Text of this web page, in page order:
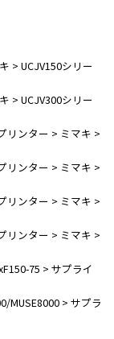
> UCJV150シリー
> UCJV300シリー
リンター > ミマキ >
リンター > ミマキ >
リンター > ミマキ >
リンター > ミマキ >
75 > サプライ
MUSE8000 > サプラ